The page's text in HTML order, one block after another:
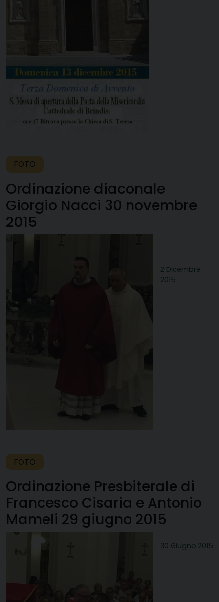
FOTO
Ordinazione diaconale
Giorgio Nacci 30 novembre
2015
2 Dicembre
2015
FOTO
Ordinazione Presbiterale di
Francesco Cisaria e Antonio
Mameli 29 giugno 2015
30 Giugno 2015